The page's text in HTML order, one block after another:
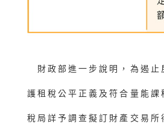
財政部進一步說明，為遏止
護租稅公平正義及符合量能課
稅局詳予調查擬訂財產交易所